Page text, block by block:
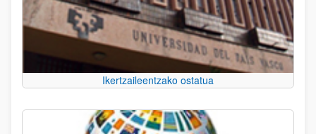
Ikertzaileentzako ostatua